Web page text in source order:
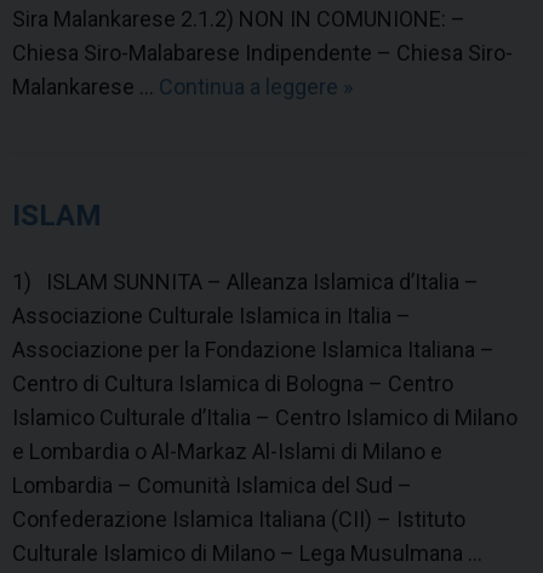
Sira Malankarese 2.1.2) NON IN COMUNIONE: –
Chiesa Siro-Malabarese Indipendente – Chiesa Siro-
Malankarese … Continua a leggere C
A
N
E
S
I
M
O
»
ISLAM
1) ISLAM SUNNITA – Alleanza Islamica d’Italia –
Associazione Culturale Islamica in Italia –
Associazione per la Fondazione Islamica Italiana –
Centro di Cultura Islamica di Bologna – Centro
Islamico Culturale d’Italia – Centro Islamico di Milano
e Lombardia o Al-Markaz Al-Islami di Milano e
Lombardia – Comunità Islamica del Sud –
Confederazione Islamica Italiana (CII) – Istituto
Culturale Islamico di Milano – Lega Musulmana …